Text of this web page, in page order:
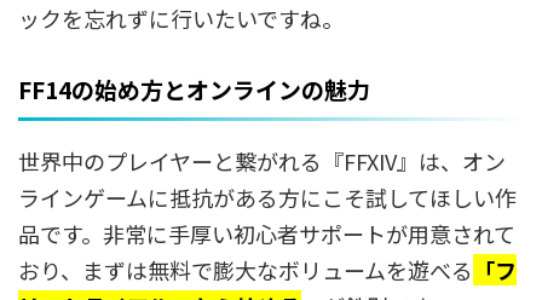
ックを忘れずに行いたいですね。
FF14の始め方とオンラインの魅力
世界中のプレイヤーと繋がれる『FFXIV』は、オン
ラインゲームに抵抗がある方にこそ試してほしい作
品です。非常に手厚い初心者サポートが用意されて
おり、まずは無料で膨大なボリュームを遊べる 「フ